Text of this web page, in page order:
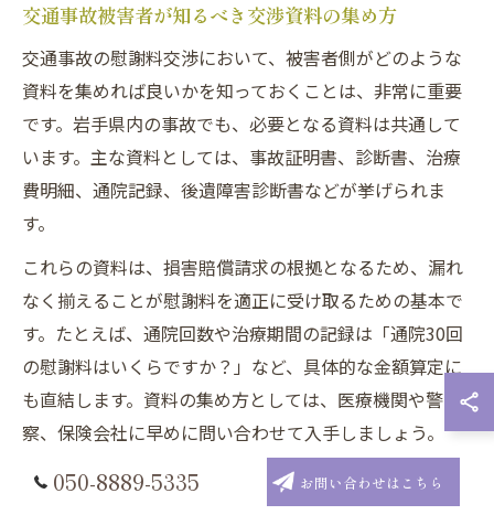
交通事故被害者が知るべき交渉資料の集め方
交通事故の慰謝料交渉において、被害者側がどのような
資料を集めれば良いかを知っておくことは、非常に重要
です。岩手県内の事故でも、必要となる資料は共通して
います。主な資料としては、事故証明書、診断書、治療
費明細、通院記録、後遺障害診断書などが挙げられま
す。
これらの資料は、損害賠償請求の根拠となるため、漏れ
なく揃えることが慰謝料を適正に受け取るための基本で
す。たとえば、通院回数や治療期間の記録は「通院30回
の慰謝料はいくらですか？」など、具体的な金額算定に
も直結します。資料の集め方としては、医療機関や警
察、保険会社に早めに問い合わせて入手しましょう。
また、証拠書類の整理が苦手な方は弁護士に依頼し、必
要な資料リストをもらうのも有効です。自分で集める際
050-8889-5335 お問い合わせはこちら